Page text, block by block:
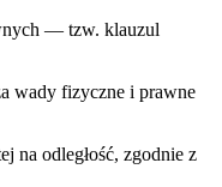
— tzw. klauzul
wady fizyczne i prawne
na odległość, zgodnie z